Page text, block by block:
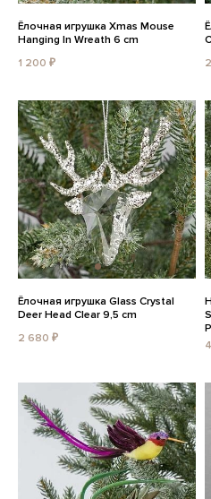
Ёлочная игрушка Xmas Mouse
Hanging In Wreath 6 cm
1 200 ₽
Ёлочная игрушка Glass Crystal
Deer Head Clear 9,5 cm
2 680 ₽